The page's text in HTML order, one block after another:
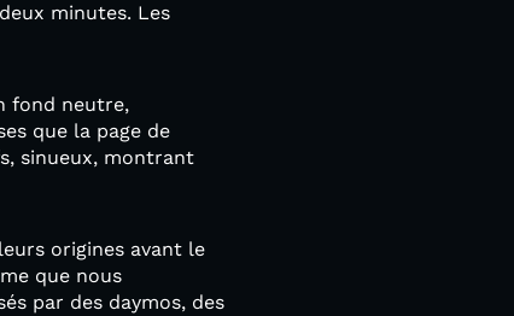
minutes. Les
fond neutre,
que la page de
sinueux, montrant
origines avant le
que nous
par des daymos, des